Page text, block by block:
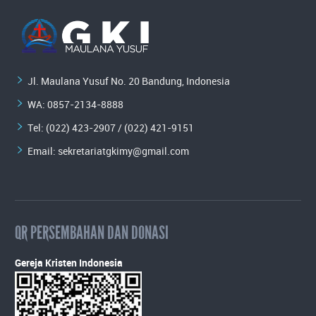
Jl. Maulana Yusuf No. 20 Bandung, Indonesia
WA: 0857-2134-8888
Tel: (022) 423-2907 / (022) 421-9151
Email: sekretariatgkimy@gmail.com
QR PERSEMBAHAN DAN DONASI
Gereja Kristen Indonesia